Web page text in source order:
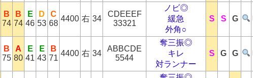
B
74
B
74
E
46
D
53
C
68
4400 右 34
CDEEEF
33321
ノビ◎
緩急
外角○
S S G
B
75
A
80
E
41
E
43
B
71
4400 右 34
ABBCDE
5544
奪三振◎
キレ
対ランナー
S G G